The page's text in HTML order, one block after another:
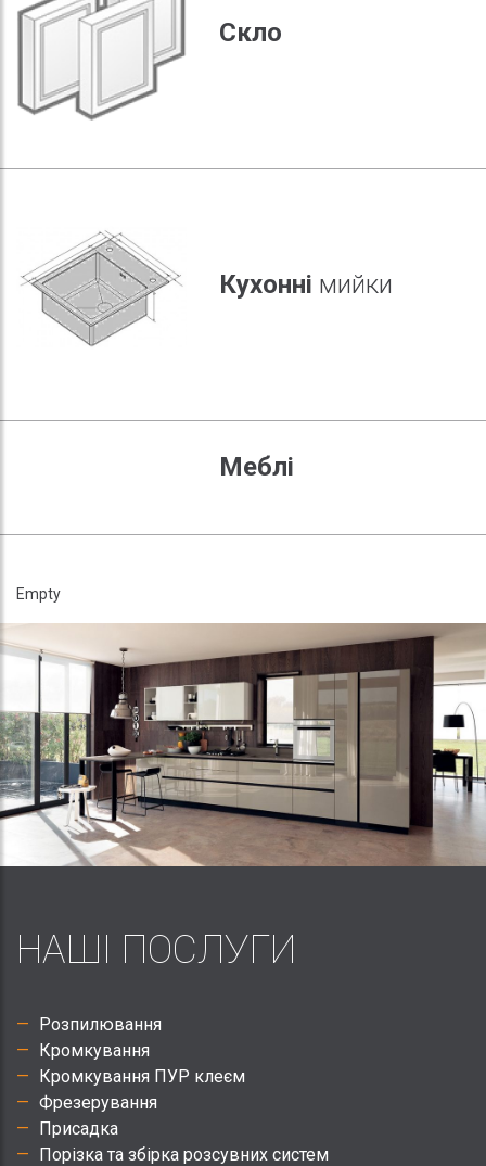
Скло
Кухонні мийки
Меблі
Empty
НАШІ ПОСЛУГИ
Розпилювання
Кромкування
Кромкування ПУР клеєм
Фрезерування
Присадка
Порізка та збірка розсувних систем